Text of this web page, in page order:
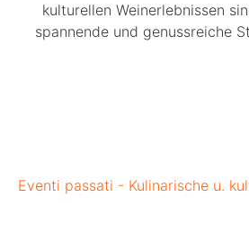
kulturellen Weinerlebnissen
spannende und genussreiche
Eventi passati - Kulinarische u.